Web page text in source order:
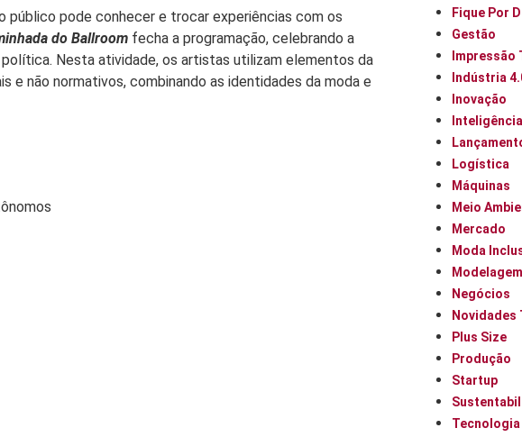
público pode conhecer e trocar experiências com os
do Ballroom fecha a programação, celebrando a
Nesta atividade, os artistas utilizam elementos da
e não normativos, combinando as identidades da moda e
Fique Por
Gestão
Impressão
Indústria
Inovação
Logística
Máquinas
Meio
Mercado
Moda
Modelagem
Negócios
Novidades
Plus Size
Produção
Startup
Tecnologia